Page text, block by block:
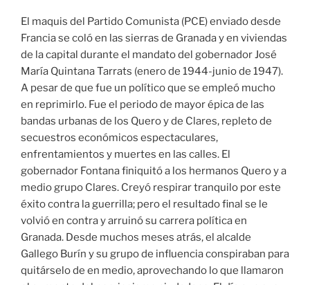
El maquis del Partido Comunista (PCE) enviado desde
Francia se coló en las sierras de Granada y en viviendas
de la capital durante el mandato del gobernador José
María Quintana Tarrats (enero de 1944-junio de 1947).
A pesar de que fue un político que se empleó mucho
en reprimirlo. Fue el periodo de mayor épica de las
bandas urbanas de los Quero y de Clares, repleto de
secuestros económicos espectaculares,
enfrentamientos y muertes en las calles. El
gobernador Fontana finiquitó a los hermanos Quero y a
medio grupo Clares. Creyó respirar tranquilo por este
éxito contra la guerrilla; pero el resultado final se le
volvió en contra y arruinó su carrera política en
Granada. Desde muchos meses atrás, el alcalde
Gallego Burín y su grupo de influencia conspiraban para
quitárselo de en medio, aprovechando lo que llamaron